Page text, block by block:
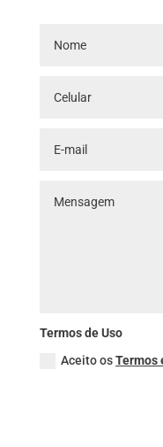
Termos de Uso
Aceito osTermos